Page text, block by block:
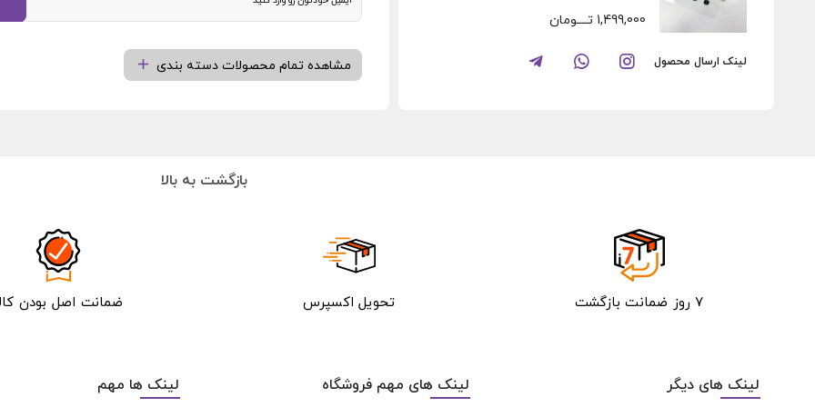
1,499,000 تــــومان
لینک ارسال محصول مشاهده تمام محصولات دسته بندی
بازگشت به بالا
۷ روز ضمانت بازگشت تحویل اکسپرس ضمانت اصل بودن
لینک های دیگر لینک های مهم فروشگاه لینک ها مهم